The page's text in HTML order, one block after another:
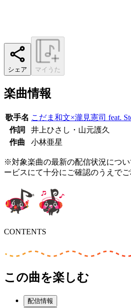
シェア マイうた
楽曲情報
歌手名 こだま和文×瀧見憲司 feat.
作詞
井上ひさし・山元護久
作曲
小林亜星
※対象楽曲の最新の配信状況につ
ービスにて十分にご確認のうえでご
CONTENTS
この曲を楽しむ
配信情報